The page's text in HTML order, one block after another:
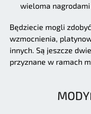
wieloma
Będziecie mogli
wzmocnienia,
innych. Są jeszcze
przyznane w ramach